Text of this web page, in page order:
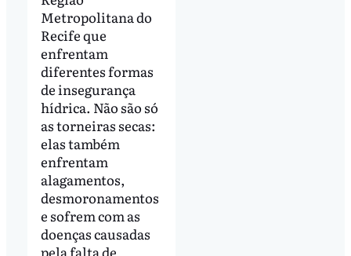
Metropolitana do
Recife que
enfrentam
diferentes formas
de insegurança
hídrica. Não são só
as torneiras secas:
elas também
enfrentam
alagamentos,
desmoronamentos
e sofrem com as
doenças causadas
pela falta de